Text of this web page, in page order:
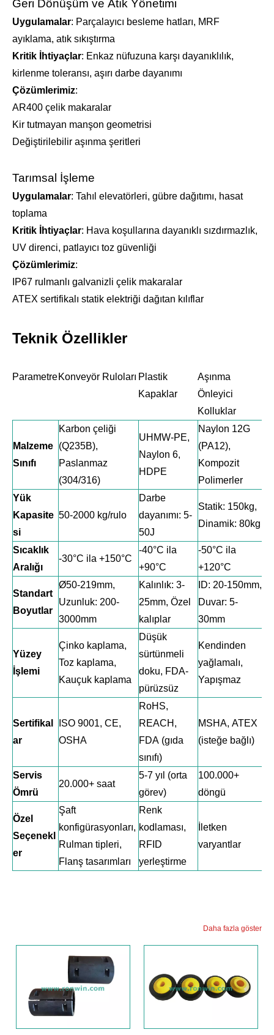
Geri Dönüşüm ve Atık Yönetimi
Uygulamalar: Parçalayıcı besleme hatları, MRF
ayıklama, atık sıkıştırma
Kritik İhtiyaçlar: Enkaz nüfuzuna karşı dayanıklılık,
kirlenme toleransı, aşırı darbe dayanımı
Çözümlerimiz:
AR400 çelik makaralar
Kir tutmayan manşon geometrisi
Değiştirilebilir aşınma şeritleri
Tarımsal İşleme
Uygulamalar: Tahıl elevatörleri, gübre dağıtımı, hasat
toplama
Kritik İhtiyaçlar: Hava koşullarına dayanıklı sızdırmazlık,
UV direnci, patlayıcı toz güvenliği
Çözümlerimiz:
IP67 rulmanlı galvanizli çelik makaralar
ATEX sertifikalı statik elektriği dağıtan kılıflar
Teknik Özellikler
ParametreKonveyör Ruloları Plastik
Kapaklar
Aşınma
Önleyici
Kolluklar
Malzeme
Sınıfı
Karbon çeliği
(Q235B),
Paslanmaz
(304/316)
UHMW-PE,
Naylon 6,
HDPE
Naylon 12G
(PA12),
Kompozit
Polimerler
Yük
Kapasite
si
50-2000 kg/rulo
Darbe
dayanımı: 5-
50J
Statik: 150kg,
Dinamik: 80kg
Sıcaklık
Aralığı
-30°C ila +150°C
-40°C ila
+90°C
-50°C ila
+120°C
Standart
Boyutlar
Ø50-219mm,
Uzunluk: 200-
3000mm
Kalınlık: 3-
25mm, Özel
kalıplar
ID: 20-150mm,
Duvar: 5-
30mm
Yüzey
İşlemi
Çinko kaplama,
Toz kaplama,
Kauçuk kaplama
Düşük
sürtünmeli
doku, FDA-
pürüzsüz
Kendinden
yağlamalı,
Yapışmaz
Sertifikal
ar
ISO 9001, CE,
OSHA
RoHS,
REACH,
FDA (gıda
sınıfı)
MSHA, ATEX
(isteğe bağlı)
Servis
Ömrü
20.000+ saat
5-7 yıl (orta
görev)
100.000+
döngü
Özel
Seçenekl
er
Şaft
konfigürasyonları,
Rulman tipleri,
Flanş tasarımları
Renk
kodlaması,
RFID
yerleştirme
İletken
varyantlar
Daha fazla göster